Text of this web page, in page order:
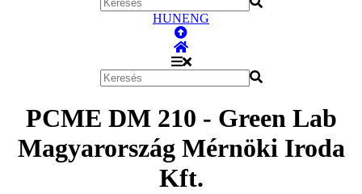
HUNENG
PCME DM 210 - Green Lab
Magyarország Mérnöki Iroda
Kft.